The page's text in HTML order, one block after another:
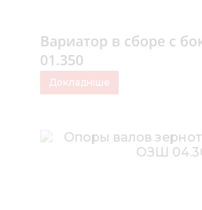
Вариатор в сборе с
01.350
Докладніше